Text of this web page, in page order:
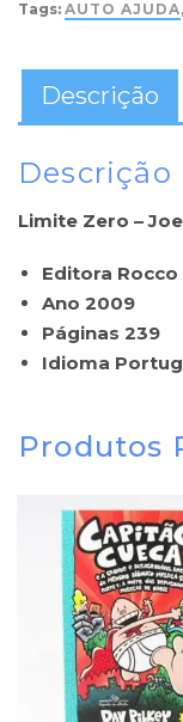
Tags: AUTO AJUDA,
Descrição
Descrição
Limite Zero –
Editora Rocco
Ano 2009
Páginas 239
Idioma
Produtos